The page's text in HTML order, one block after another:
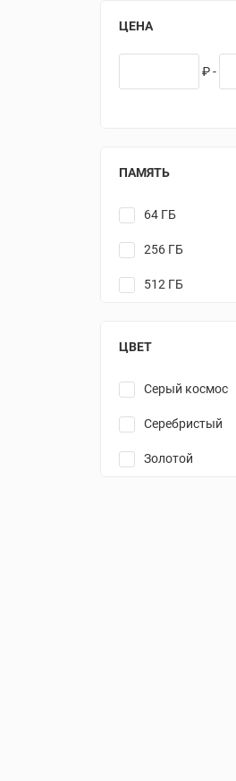
ЦЕНА
₽ -
ПАМЯТЬ
64 ГБ
256 ГБ
512 ГБ
ЦВЕТ
Серый космос
Серебристый
Золотой